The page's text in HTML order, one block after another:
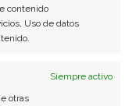
contenido
Uso de datos
Siempre activo
otras